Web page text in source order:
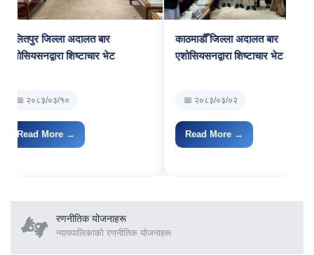
अदालत बार
शिष्टाचार भेट
०३/१०
More →
काठमाडौँ जिल्ला अदालत बार
एशोसियसनद्वारा शिष्टाचार भेट
📅 २०८३/०३/०२
Read More →
रणनीतिक योजनाहरू
न्यायपालिकाको रणनीतिक योजनाहरू